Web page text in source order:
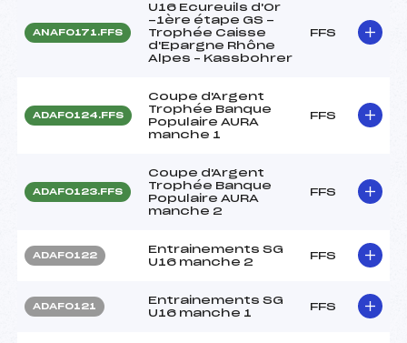
ANAF0171.FFS
U16 Ecureuils d'Or
-1ère étape GS -
Trophée Caisse
d'Epargne Rhône
Alpes – Kassbohrer
FFS
ADAF0124.FFS
Coupe d'Argent
Trophée Banque
Populaire AURA
manche 1
FFS
ADAF0123.FFS
Coupe d'Argent
Trophée Banque
Populaire AURA
manche 2
FFS
ADAF0122
Entrainements SG
U16 manche 2
FFS
ADAF0121
Entrainements SG
U16 manche 1
FFS